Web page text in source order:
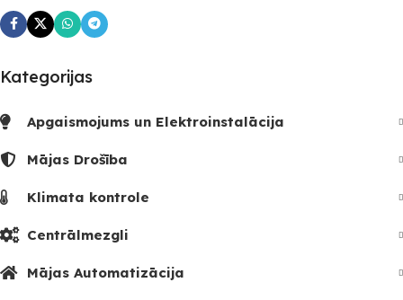
Kategorijas
Apgaismojums un Elektroinstalācija
Mājas Drošība
Klimata kontrole
Centrālmezgli
Mājas Automatizācija